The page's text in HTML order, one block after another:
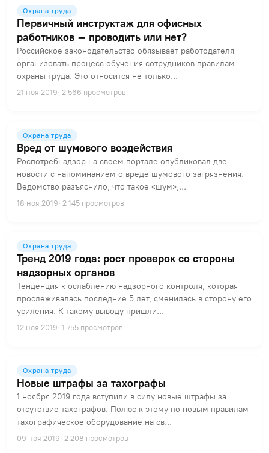
Охрана труда
Первичный инструктаж для офисных
работников – проводить или нет?
Российское законодательство обязывает работодателя
организовать процесс обучения сотрудников правилам
охраны труда. Это относится не только...
21 ноя 2019· 2 566 просмотров
Охрана труда
Вред от шумового воздействия
Роспотребнадзор на своем портале опубликовал две
новости с напоминанием о вреде шумового загрязнения.
Ведомство разъяснило, что такое «шум»,...
18 ноя 2019· 2 145 просмотров
Охрана труда
Тренд 2019 года: рост проверок со стороны
надзорных органов
Тенденция к ослаблению надзорного контроля, которая
прослеживалась последние 5 лет, сменилась в сторону его
усиления. К такому выводу пришли...
12 ноя 2019· 1 755 просмотров
Охрана труда
Новые штрафы за тахографы
1 ноября 2019 года вступили в силу новые штрафы за
отсутствие тахографов. Полюс к этому по новым правилам
тахографическое оборудование на св...
09 ноя 2019· 2 208 просмотров